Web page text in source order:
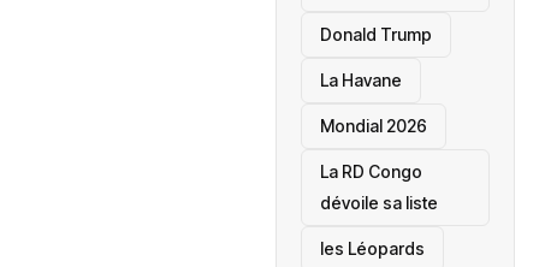
Donald Trump
La Havane
Mondial 2026
La RD Congo
dévoile sa liste
les Léopards